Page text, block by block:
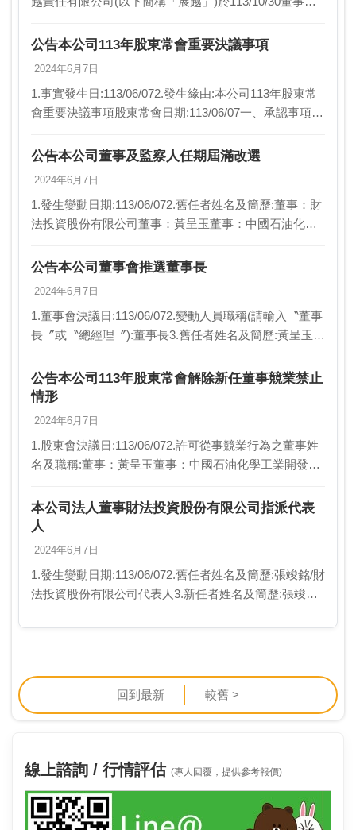
發展所需並引進外…
公告本公司113年股東常會重要決議事項
2024年6月7日
1.事實發生日:113/06/072.發生緣由:本公司113年股東常
會重要決議事項股東常會日期:113/06/07一、承認事項
年度虧損撥補…
公告本公司董事及監察人任期屆滿改選
2024年6月7日
1.發生變動日期:113/06/072.舊任者姓名及簡歷:董事：財
法投資股份有限公司董事：黃呈玉董事：中國石油化學
事：黃乃勝獨立董事：詹定宇獨立董事：…
公告本公司董事會推選董事長
2024年6月7日
1.董事會決議日:113/06/072.變動人員職稱(請輸入〝董事
長〞或〝總經理〞):董事長3.舊任者姓名及簡歷:黃呈玉4.
效日期:113/0…
公告本公司113年股東常會解除新任董事競業禁止
情形
2024年6月7日
1.股東會決議日:113/06/072.許可從事競業行為之董事姓
名及職稱:董事：黃呈玉董事：中國石油化學工業開發股
股份有限公司獨立董事：詹定宇獨立董…
本公司法人董事財法投資股份有限公司指派代表
人
2024年6月7日
1.發生變動日期:113/06/072.舊任者姓名及簡歷:張竣銘/財
法投資股份有限公司代表人3.新任者姓名及簡歷:張竣銘/
代表人5.新任董事選任時…
回到最新 較舊 >
線上諮詢 / 行情評估 (專人回覆，提供參考報價)